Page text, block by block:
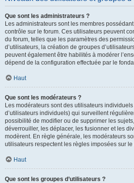
Que sont les administrateurs ?
Les administrateurs sont les membres
contrôle sur le forum. Ces utilisateurs peuvent
du forum, telles que les paramètres des
d’utilisateurs, la création de groupes
peuvent également être habilités à modérer
dépend de la configuration effectuée par le
Haut
Que sont les modérateurs ?
Les modérateurs sont des utilisateurs
d’utilisateurs individuels) qui surveillent
possibilité de modifier ou de supprimer les
déverrouiller, les déplacer, les fusionner et les
modèrent. En règle générale, les modérateurs
utilisateurs respectent les règles imposées sur le
Haut
Que sont les groupes d’utilisateurs ?